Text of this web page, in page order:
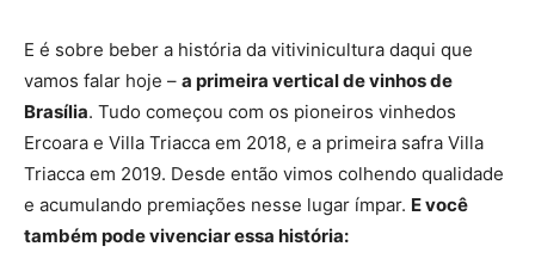
E é sobre beber a história da vitivinicultura daqui que
vamos falar hoje – a primeira vertical de vinhos de
Brasília. Tudo começou com os pioneiros vinhedos
Ercoara e Villa Triacca em 2018, e a primeira safra Villa
Triacca em 2019. Desde então vimos colhendo qualidade
e acumulando premiações nesse lugar ímpar. E você
também pode vivenciar essa história: